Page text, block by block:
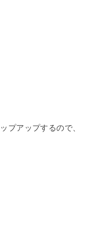
プアップするので、